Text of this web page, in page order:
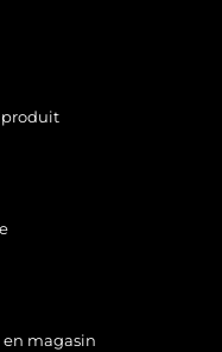
produit
magasin